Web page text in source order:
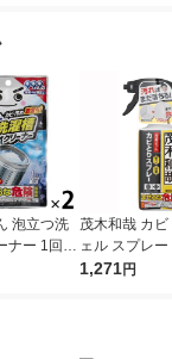
泡立つ洗
ナー 1回分
ト（2個）
茂木和哉 カビ
ェル スプレ
0ml レック
1,271円